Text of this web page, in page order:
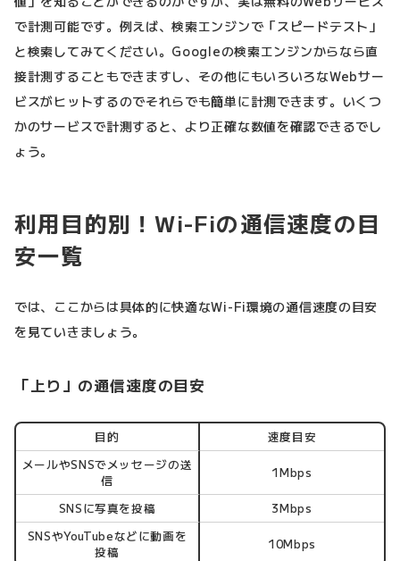
で計測可能です。例えば、検索エンジンで「スピードテスト」
と検索してみてください。Googleの検索エンジンからなら直
接計測することもできますし、その他にもいろいろなWebサー
ビスがヒットするのでそれらでも簡単に計測できます。いくつ
かのサービスで計測すると、より正確な数値を確認できるでし
ょう。
利用目的別！Wi-Fiの通信速度の目
安一覧
では、ここからは具体的に快適なWi-Fi環境の通信速度の目安
を見ていきましょう。
「上り」の通信速度の目安
目的
速度目安
メールやSNSでメッセージの送
信
1Mbps
SNSに写真を投稿
3Mbps
SNSやYouTubeなどに動画を
投稿
10Mbps